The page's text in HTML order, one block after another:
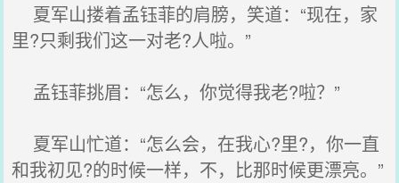
夏军山搂着孟钰菲的肩膀，笑道：“现在，家
里?只剩我们这一对老?人啦。”
孟钰菲挑眉：“怎么，你觉得我老?啦？”
夏军山忙道：“怎么会，在我心?里?，你一直
和我初见?的时候一样，不，比那时候更漂亮。”